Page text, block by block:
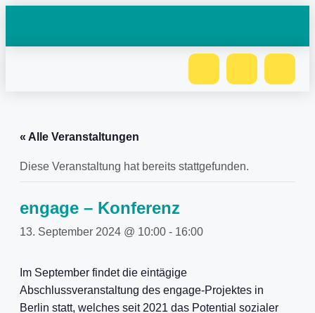
« Alle Veranstaltungen
Diese Veranstaltung hat bereits stattgefunden.
engage – Konferenz
13. September 2024 @ 10:00 - 16:00
Im September findet die eintägige
Abschlussveranstaltung des engage-Projektes in
Berlin statt, welches seit 2021 das Potential sozialer